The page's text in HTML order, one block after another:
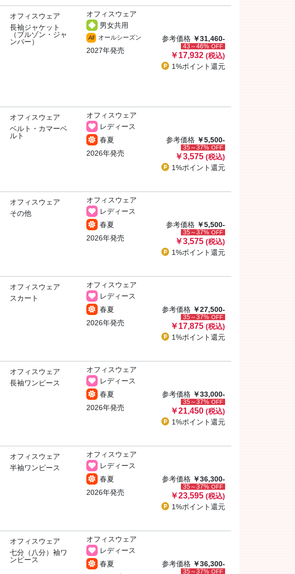
オフィスウェア
長袖ジャケット
（ブルゾン・ジャ
ンパー）
オフィスウェア
男女共用
All オールシーズン
2027年発売
参考価格 ￥31,460-
43～46% OFF
￥17,932 (税込)
1%ポイント還元
オフィスウェア
ベルト・カマーベ
ルト
オフィスウェア
レディース
春夏
2026年発売
参考価格 ￥5,500-
35～37% OFF
￥3,575 (税込)
1%ポイント還元
オフィスウェア
その他
オフィスウェア
レディース
春夏
2026年発売
参考価格 ￥5,500-
35～37% OFF
￥3,575 (税込)
1%ポイント還元
オフィスウェア
スカート
オフィスウェア
レディース
春夏
2026年発売
参考価格 ￥27,500-
35～37% OFF
￥17,875 (税込)
1%ポイント還元
オフィスウェア
長袖ワンピース
オフィスウェア
レディース
春夏
2026年発売
参考価格 ￥33,000-
35～37% OFF
￥21,450 (税込)
1%ポイント還元
オフィスウェア
半袖ワンピース
オフィスウェア
レディース
春夏
2026年発売
参考価格 ￥36,300-
35～37% OFF
￥23,595 (税込)
1%ポイント還元
オフィスウェア
七分（八分）袖ワ
ンピース
オフィスウェア
レディース
春夏
参考価格 ￥36,300-
35～37% OFF